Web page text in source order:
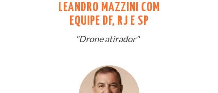
LEANDRO MAZZINI COM
EQUIPE DF, RJ E SP
"Drone atirador"